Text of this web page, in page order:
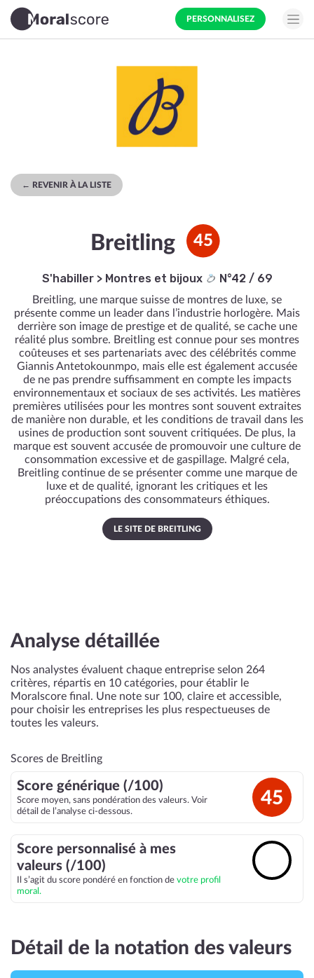
PERSONNALISEZ
← REVENIR À LA LISTE
Breitling 45
S'habiller> Montres et bijoux N°42 / 69
Breitling, une marque suisse de montres de luxe, se
présente comme un leader dans l’industrie horlogère. Mais
derrière son image de prestige et de qualité, se cache une
réalité plus sombre. Breitling est connue pour ses montres
coûteuses et ses partenariats avec des célébrités comme
Giannis Antetokounmpo, mais elle est également accusée
de ne pas prendre suffisamment en compte les impacts
environnementaux et sociaux de ses activités. Les matières
premières utilisées pour les montres sont souvent extraites
de manière non durable, et les conditions de travail dans les
usines de production sont souvent critiquées. De plus, la
marque est souvent accusée de promouvoir une culture de
consommation excessive et de gaspillage. Malgré cela,
Breitling continue de se présenter comme une marque de
luxe et de qualité, ignorant les critiques et les
préoccupations des consommateurs éthiques.
LE SITE DE BREITLING
Analyse détaillée
Nos analystes évaluent chaque entreprise selon 264
critères, répartis en 10 catégories, pour établir le
Moralscore final. Une note sur 100, claire et accessible,
pour choisir les entreprises les plus respectueuses de
toutes les valeurs.
Scores de Breitling
Score générique (/100)
Score moyen, sans pondération des valeurs. Voir
détail de l’analyse ci-dessous.
45
Score personnalisé à mes
valeurs (/100)
Il s’agit du score pondéré en fonction de votre profil
moral.
Détail de la notation des valeurs